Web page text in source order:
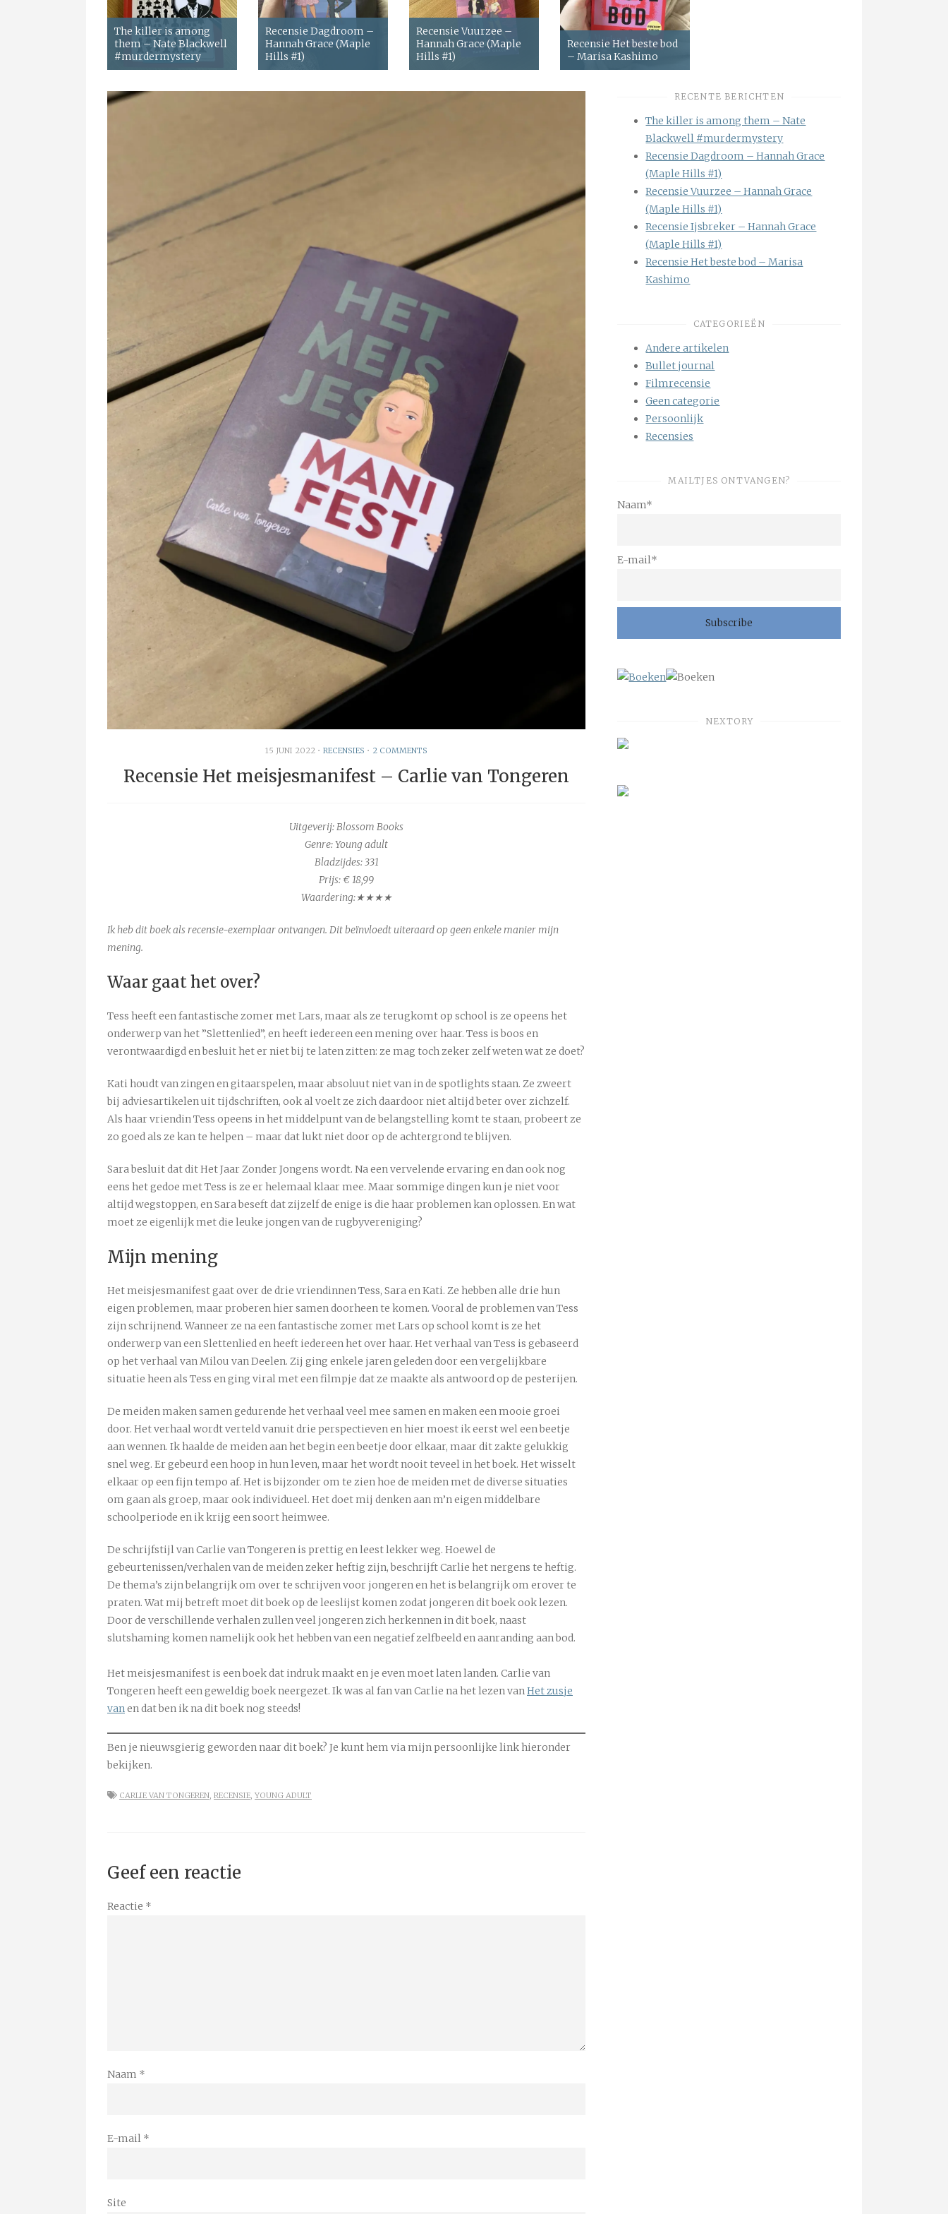
The killer is among
them – Nate Blackwell
#murdermystery
Recensie Dagdroom –
Hannah Grace (Maple
Hills #1)
Recensie Vuurzee –
Hannah Grace (Maple
Hills #1)
Recensie Het beste bod
– Marisa Kashimo
15 JUNI 2022 •RECENSIES • 2 COMMENTS
Recensie Het meisjesmanifest – Carlie van Tongeren
Uitgeverij: Blossom Books
Genre: Young adult
Bladzijdes:331
Prijs: € 18,99
Waardering:★★★★
Ik heb dit boek als recensie-exemplaar ontvangen. Dit beïnvloedt uiteraard op geen enkele manier mijn
mening.
Waar gaat het over?
Tess heeft een fantastische zomer met Lars, maar als ze terugkomt op school is ze opeens het
onderwerp van het ”Slettenlied”, en heeft iedereen een mening over haar. Tess is boos en
verontwaardigd en besluit het er niet bij te laten zitten: ze mag toch zeker zelf weten wat ze doet?
Kati houdt van zingen en gitaarspelen, maar absoluut niet van in de spotlights staan. Ze zweert
bij adviesartikelen uit tijdschriften, ook al voelt ze zich daardoor niet altijd beter over zichzelf.
Als haar vriendin Tess opeens in het middelpunt van de belangstelling komt te staan, probeert ze
zo goed als ze kan te helpen – maar dat lukt niet door op de achtergrond te blijven.
Sara besluit dat dit Het Jaar Zonder Jongens wordt. Na een vervelende ervaring en dan ook nog
eens het gedoe met Tess is ze er helemaal klaar mee. Maar sommige dingen kun je niet voor
altijd wegstoppen, en Sara beseft dat zijzelf de enige is die haar problemen kan oplossen. En wat
moet ze eigenlijk met die leuke jongen van de rugbyvereniging?
Mijn mening
Het meisjesmanifest gaat over de drie vriendinnen Tess, Sara en Kati. Ze hebben alle drie hun
eigen problemen, maar proberen hier samen doorheen te komen. Vooral de problemen van Tess
zijn schrijnend. Wanneer ze na een fantastische zomer met Lars op school komt is ze het
onderwerp van een Slettenlied en heeft iedereen het over haar. Het verhaal van Tess is gebaseerd
op het verhaal van Milou van Deelen. Zij ging enkele jaren geleden door een vergelijkbare
situatie heen als Tess en ging viral met een filmpje dat ze maakte als antwoord op de pesterijen.
De meiden maken samen gedurende het verhaal veel mee samen en maken een mooie groei
door. Het verhaal wordt verteld vanuit drie perspectieven en hier moest ik eerst wel een beetje
aan wennen. Ik haalde de meiden aan het begin een beetje door elkaar, maar dit zakte gelukkig
snel weg. Er gebeurd een hoop in hun leven, maar het wordt nooit teveel in het boek. Het wisselt
elkaar op een fijn tempo af. Het is bijzonder om te zien hoe de meiden met de diverse situaties
om gaan als groep, maar ook individueel. Het doet mij denken aan m’n eigen middelbare
schoolperiode en ik krijg een soort heimwee.
De schrijfstijl van Carlie van Tongeren is prettig en leest lekker weg. Hoewel de
gebeurtenissen/verhalen van de meiden zeker heftig zijn, beschrijft Carlie het nergens te heftig.
De thema’s zijn belangrijk om over te schrijven voor jongeren en het is belangrijk om erover te
praten. Wat mij betreft moet dit boek op de leeslijst komen zodat jongeren dit boek ook lezen.
Door de verschillende verhalen zullen veel jongeren zich herkennen in dit boek, naast
slutshaming komen namelijk ook het hebben van een negatief zelfbeeld en aanranding aan bod.
Het meisjesmanifest is een boek dat indruk maakt en je even moet laten landen. Carlie van
Tongeren heeft een geweldig boek neergezet. Ik was al fan van Carlie na het lezen vanHet zusje
vanen dat ben ik na dit boek nog steeds!
Ben je nieuwsgierig geworden naar dit boek? Je kunt hem via mijn persoonlijke link hieronder
bekijken.
CARLIE VAN TONGEREN, RECENSIE, YOUNG ADULT
Geef een reactie
Reactie *
Naam *
E-mail *
Site
RECENTE BERICHTEN
The killer is among them – Nate
Blackwell #murdermystery
Recensie Dagdroom – Hannah Grace
(Maple Hills #1)
Recensie Vuurzee – Hannah Grace
(Maple Hills #1)
Recensie Ijsbreker – Hannah Grace
(Maple Hills #1)
Recensie Het beste bod – Marisa
Kashimo
CATEGORIEËN
Andere artikelen
Bullet journal
Filmrecensie
Geen categorie
Persoonlijk
Recensies
MAILTJES ONTVANGEN?
Naam*
E-mail*
NEXTORY